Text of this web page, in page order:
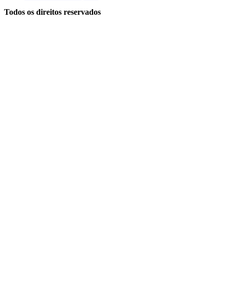
Todos os direitos reservados